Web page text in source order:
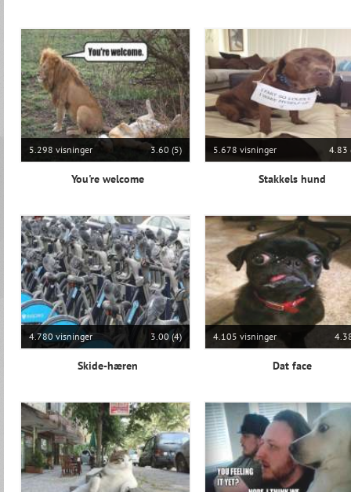
5.298 visninger 3.60 (5)
You're welcome
5.678 visninger 4.83
Stakkels hund
4.780 visninger 3.00 (4)
Skide-hæren
4.105 visninger
Dat face